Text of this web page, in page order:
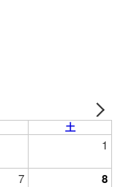
土
1
7 8